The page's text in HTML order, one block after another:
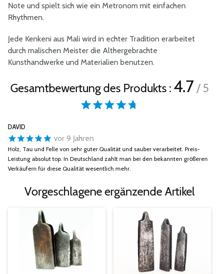
Note und spielt sich wie ein Metronom mit einfachen
Rhythmen.
Jede Kenkeni aus Mali wird in echter Tradition erarbeitet
durch malischen Meister die Althergebrachte
Kunsthandwerke und Materialien benutzen.
Gesamtbewertung des Produkts :4.7 / 5
DAVID
vor 9 Jahren
Holz, Tau und Felle von sehr guter Qualität und sauber verarbeitet. Preis-
Leistung absolut top. In Deutschland zahlt man bei den bekannten größeren
Verkäufern für diese Qualität wesentlich mehr.
Vorgeschlagene ergänzende Artikel